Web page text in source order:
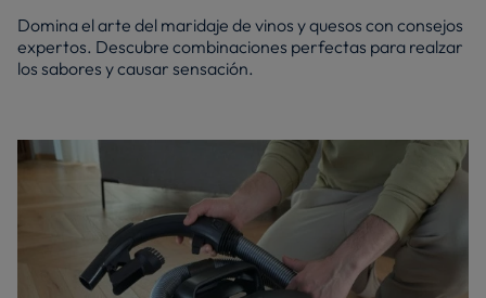
Domina el arte del maridaje de vinos y quesos con consejos
expertos. Descubre combinaciones perfectas para realzar
los sabores y causar sensación.